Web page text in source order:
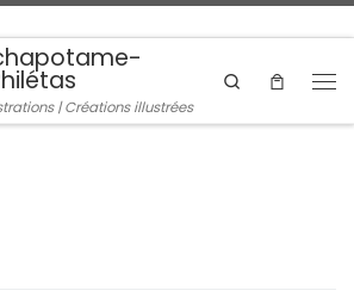
| Créations illustrées
Search